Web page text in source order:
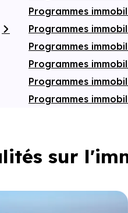
Programmes
Programmes
Programmes
Programmes
Programmes
Programmes
sur